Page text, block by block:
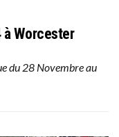
à Worcester
du 28 Novembre au